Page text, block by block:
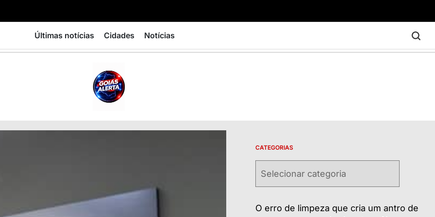
Últimas notícias Cidades Notícias
CATEGORIAS
O erro de limpeza que cria um antro de